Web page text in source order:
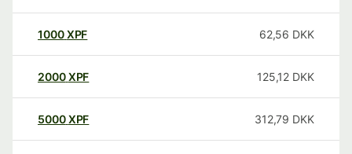
1000XPF 62,56 DKK
2000XPF 125,12 DKK
5000XPF 312,79 DKK